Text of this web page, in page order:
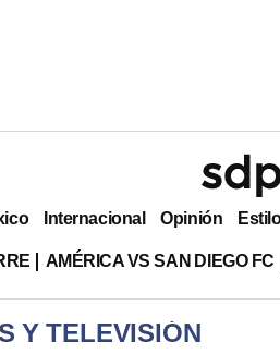
Internacional Opinión
AMÉRICA VS SAN DIEGO FC
Y TELEVISIÓN